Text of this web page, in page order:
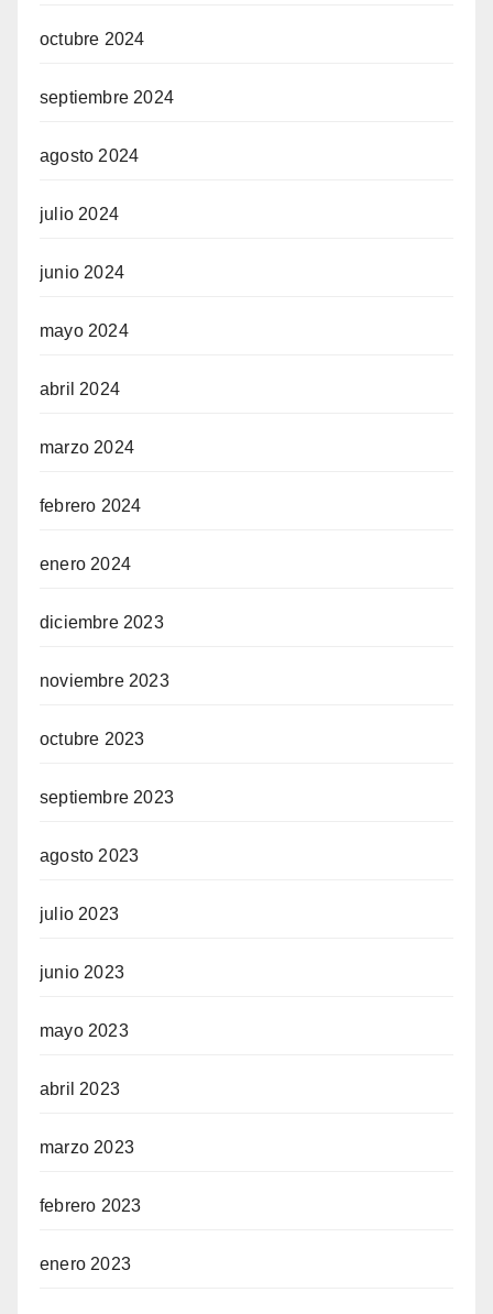
octubre 2024
septiembre 2024
agosto 2024
julio 2024
junio 2024
mayo 2024
abril 2024
marzo 2024
febrero 2024
enero 2024
diciembre 2023
noviembre 2023
octubre 2023
septiembre 2023
agosto 2023
julio 2023
junio 2023
mayo 2023
abril 2023
marzo 2023
febrero 2023
enero 2023